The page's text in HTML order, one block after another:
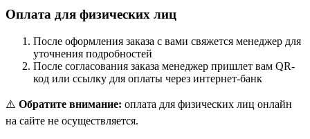
Оплата для физических лиц
После оформления заказа с вами свяжется менеджер для
уточнения подробностей
После согласования заказа менеджер пришлет вам QR-
код или ссылку для оплаты через интернет-банк
⚠️ Обратите внимание: оплата для физических лиц онлайн
на сайте не осуществляется.